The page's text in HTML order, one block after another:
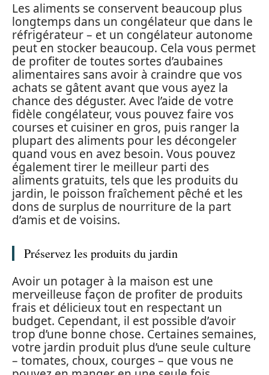
Les aliments se conservent beaucoup plus
longtemps dans un congélateur que dans le
réfrigérateur – et un congélateur autonome
peut en stocker beaucoup. Cela vous permet
de profiter de toutes sortes d’aubaines
alimentaires sans avoir à craindre que vos
achats se gâtent avant que vous ayez la
chance des déguster. Avec l’aide de votre
fidèle congélateur, vous pouvez faire vos
courses et cuisiner en gros, puis ranger la
plupart des aliments pour les décongeler
quand vous en avez besoin. Vous pouvez
également tirer le meilleur parti des
aliments gratuits, tels que les produits du
jardin, le poisson fraîchement pêché et les
dons de surplus de nourriture de la part
d’amis et de voisins.
Préservez les produits du jardin
Avoir un potager à la maison est une
merveilleuse façon de profiter de produits
frais et délicieux tout en respectant un
budget. Cependant, il est possible d’avoir
trop d’une bonne chose. Certaines semaines,
votre jardin produit plus d’une seule culture
– tomates, choux, courges – que vous ne